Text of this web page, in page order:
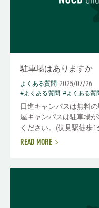
駐車場はありますか
よくある質問 2025/07/26
#よくある質問 #よくある質
日進キャンパスは無料
屋キャンパスは駐車場
ください。(伏見駅徒歩1
READ MORE